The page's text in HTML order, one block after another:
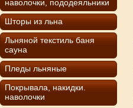
наволочки, пододеяльники
Шторы из льна
Льняной текстиль баня
сауна
Пледы льняные
Покрывала, накидки.
наволочки